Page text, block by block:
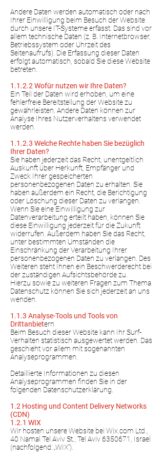
Andere Daten werden automatisch oder nach
Ihrer Einwilligung beim Besuch der Website
durch unsere IT-Systeme erfasst. Das sind vor
allem technische Daten (z. B. Internetbrowser,
Betriebssystem oder Uhrzeit des
Seitenaufrufs). Die Erfassung dieser Daten
erfolgt automatisch, sobald Sie diese Website
betreten.
1.1.2.2 Wofür nutzen wir Ihre Daten?
Ein Teil der Daten wird erhoben, um eine
fehlerfreie Bereitstellung der Website zu
gewährleisten. Andere Daten können zur
Analyse Ihres Nutzerverhaltens verwendet
werden.
1.1.2.3 Welche Rechte haben Sie bezüglich
Ihrer Daten?
Sie haben jederzeit das Recht, unentgeltlich
Auskunft über Herkunft, Empfänger und
Zweck Ihrer gespeicherten
personenbezogenen Daten zu erhalten. Sie
haben außerdem ein Recht, die Berichtigung
oder Löschung dieser Daten zu verlangen.
Wenn Sie eine Einwilligung zur
Datenverarbeitung erteilt haben, können Sie
diese Einwilligung jederzeit für die Zukunft
widerrufen. Außerdem haben Sie das Recht,
unter bestimmten Umständen die
Einschränkung der Verarbeitung Ihrer
personenbezogenen Daten zu verlangen. Des
Weiteren steht Ihnen ein Beschwerderecht bei
der zuständigen Aufsichtsbehörde zu.
Hierzu sowie zu weiteren Fragen zum Thema
Datenschutz können Sie sich jederzeit an uns
wenden.
1.1.3 Analyse-Tools und Tools von
Drittanbietern
Beim Besuch dieser Website kann Ihr Surf-
Verhalten statistisch ausgewertet werden. Das
geschieht vor allem mit sogenannten
Analyseprogrammen.
Detaillierte Informationen zu diesen
Analyseprogrammen finden Sie in der
folgenden Datenschutzerklärung.
1.2 Hosting und Content Delivery Networks
(CDN)
1.2.1 WIX
Wir hosten unsere Website bei Wix.com Ltd.,
40 Namal Tel Aviv St., Tel Aviv 6350671, Israel
(nachfolgend: „WIX“).